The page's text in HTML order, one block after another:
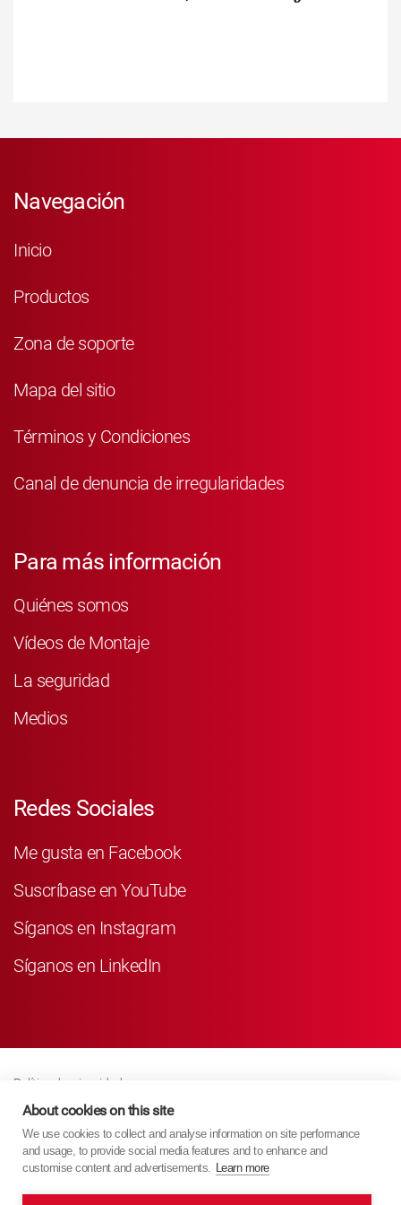
Navegación
Inicio
Productos
Zona de soporte
Mapa del sitio
Términos y Condiciones
Canal de denuncia de irregularidades
Para más información
Quiénes somos
Vídeos de Montaje
La seguridad
Medios
Redes Sociales
Me gusta en Facebook
Suscríbase en YouTube
Síganos en Instagram
Síganos en LinkedIn
Política de privacidad
Business Partner Privacy
Política De Cookies
Modern Slavery Act Policy
About cookies on this site
We use cookies to collect and analyse information on site performance
and usage, to provide social media features and to enhance and
customise content and advertisements. Learn more